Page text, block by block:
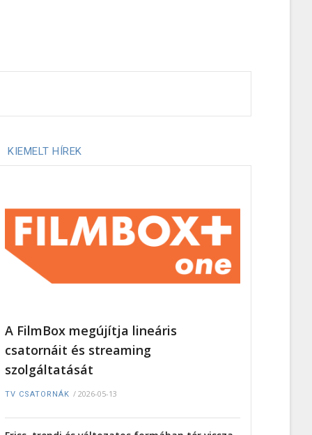
KIEMELT HÍREK
A FilmBox megújítja lineáris
csatornáit és streaming
szolgáltatását
TV CSATORNÁK / 2026-05-13